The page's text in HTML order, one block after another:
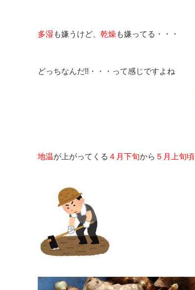
多湿 も嫌うけど、 乾燥 も嫌ってる・・・
どっちなんだ!!・・・って感じですよね
地温が上がってくる ４月下旬から ５月上旬頃